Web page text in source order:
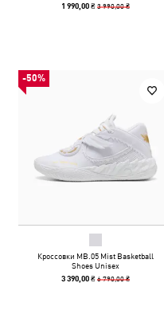
1 990,00 ₴3 990,00 ₴
-50%
Кроссовки MB.05 Mist Basketball
Shoes Unisex
3 390,00 ₴6 790,00 ₴